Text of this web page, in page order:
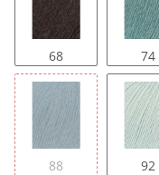
68 74
88 92